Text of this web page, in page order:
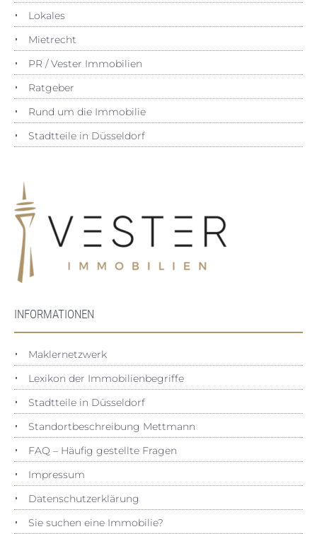
Lokales
Mietrecht
PR / Vester Immobilien
Ratgeber
Rund um die Immobilie
Stadtteile in Düsseldorf
INFORMATIONEN
Maklernetzwerk
Lexikon der Immobilienbegriffe
Stadtteile in Düsseldorf
Standortbeschreibung Mettmann
FAQ – Häufig gestellte Fragen
Impressum
Datenschutz­erklärung
Sie suchen eine Immobilie?